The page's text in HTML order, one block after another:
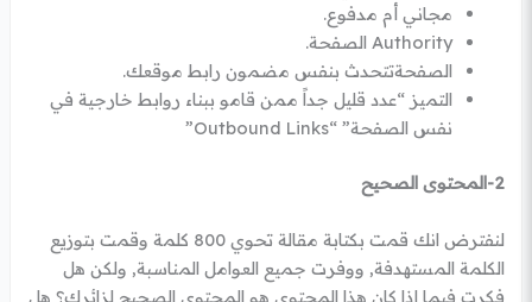
مجاني أم مدفوع.
Authority الصفحة.
الصفحةتتحدث بنفس مضمون رابط موقعك.
التميز “عدد قليل جداً ممن قامو ببناء روابط خارجية في
نفس الصفحة” “Outbound Links”
2-المحتوى الصحيح
لنفترض انك قمت بكتابة مقالة تحوي 800 كلمة وقمت بتوزيع
الكلمة المستهدفة, ووفرت جميع العوامل المناسبة, ولكن هل
فكرت فيما إذا كان هذا المحتوى هو المحتوى الصحيح لزائرك؟ هل